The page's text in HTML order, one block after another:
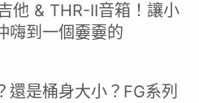
他 & THR-II音箱！讓小
嗨到一個嫑嫑的
還是桶身大小？FG系列